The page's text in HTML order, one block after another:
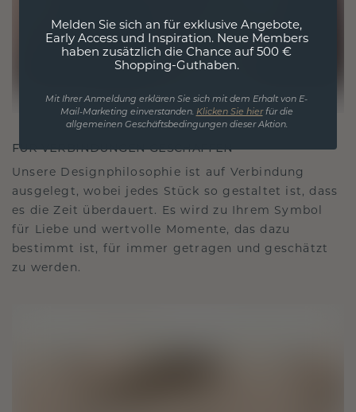
FÜR VERBINDUNGEN GESCHAFFEN
Unsere Designphilosophie ist auf Verbindung
ausgelegt, wobei jedes Stück so gestaltet ist, dass
es die Zeit überdauert. Es wird zu Ihrem Symbol
für Liebe und wertvolle Momente, das dazu
bestimmt ist, für immer getragen und geschätzt
zu werden.
Melden Sie sich an für exklusive Angebote,
Early Access und Inspiration. Neue Members
haben zusätzlich die Chance auf 500 €
Shopping-Guthaben.
Mit Ihrer Anmeldung erklären Sie sich mit dem Erhalt von E-
Mail-Marketing einverstanden. Klicken Sie hierfür die
allgemeinen Geschäftsbedingungen dieser Aktion.